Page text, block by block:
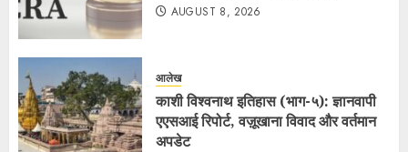
AUGUST 8, 2026
आलेख
काशी विश्वनाथ इतिहास (भाग-५): ज्ञानवापी
एएसआई रिपोर्ट, वज़ूखाना विवाद और वर्तमान
अपडेट